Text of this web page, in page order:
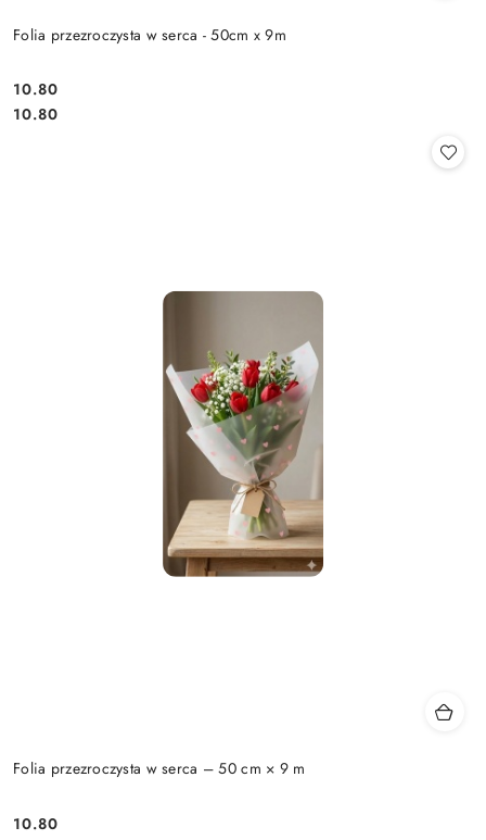
Folia przezroczysta w serca - 50cm x 9m
Cena:
10.80
Cena:
10.80
Folia przezroczysta w serca – 50 cm × 9 m
10.80